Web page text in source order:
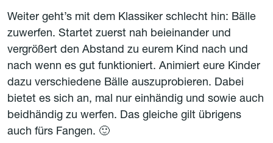
Weiter geht’s mit dem Klassiker schlecht hin: Bälle
zuwerfen. Startet zuerst nah beieinander und
vergrößert den Abstand zu eurem Kind nach und
nach wenn es gut funktioniert. Animiert eure Kinder
dazu verschiedene Bälle auszuprobieren. Dabei
bietet es sich an, mal nur einhändig und sowie auch
beidhändig zu werfen. Das gleiche gilt übrigens
auch fürs Fangen. 🙂